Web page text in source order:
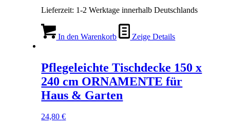
Lieferzeit: 1-2 Werktage innerhalb Deutschlands
In den Warenkorb Zeige Details
Pflegeleichte Tischdecke 150 x
240 cm ORNAMENTE für
Haus & Garten
24,80€